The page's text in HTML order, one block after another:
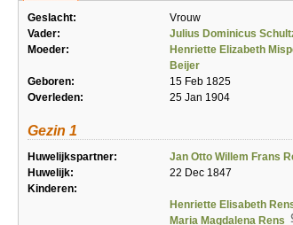
Geslacht:
Vrouw
Vader:
Julius Dominicus
Moeder:
Henriette Elizabeth
Beijer
Geboren:
15 Feb 1825
Overleden:
25 Jan 1904
Gezin 1
Huwelijkspartner: Jan Otto Willem Frans
Huwelijk:
22 Dec 1847
Kinderen:
Henriette Elisabeth
Maria Magdalena Rens